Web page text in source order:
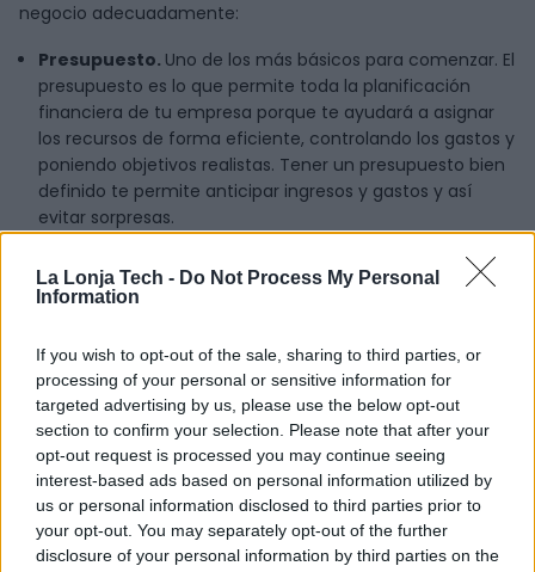
La Lonja Tech - Do Not Process My Personal
Information
If you wish to opt-out of the sale, sharing to third parties, or
processing of your personal or sensitive information for
targeted advertising by us, please use the below opt-out
section to confirm your selection. Please note that after your
opt-out request is processed you may continue seeing
interest-based ads based on personal information utilized by
us or personal information disclosed to third parties prior to
your opt-out. You may separately opt-out of the further
disclosure of your personal information by third parties on the
negocio adecuadamente:
Presupuesto. Uno de los más básicos para comenzar. El
presupuesto es lo que permite toda la planificación
financiera de tu empresa porque te ayudará a asignar
los recursos de forma eficiente, controlando los gastos y
poniendo objetivos realistas. Tener un presupuesto bien
definido te permite anticipar ingresos y gastos y así
evitar sorpresas.
. Este concepto hace referencia a los bienes
materiales e inmateriales que tiene tu empresa y con
los que se tiene la intención de generar beneficios, ya
Pasivo. Son las obligaciones o deudas que tienes con
terceras partes, por ejemplo, con empleados o
proveedores. El pasivo te obliga a gastar dinero de
manera recurrente y no te genera ingresos, pero te
permite financiar tu actividad.
Coste de oportunidad. Este concepto se refiere a los
beneficios que pierdes cuando eliges una alternativa
sobre otra al tomar una decisión. Es decir, son los